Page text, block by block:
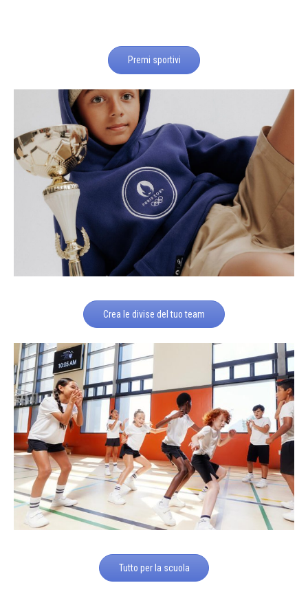
Premi sportivi
Crea le divise del tuo team
Tutto per la scuola